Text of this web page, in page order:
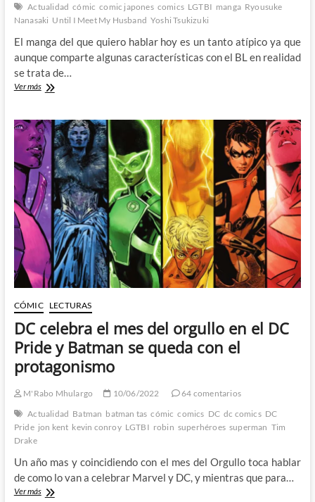
Actualidad cómic comic japones comics LGTBI manga Ryousuke
Nanasaki Until I Meet My Husband Yoshi Tsukizuki
El manga del que quiero hablar hoy es un tanto atípico ya que
aunque comparte algunas características con el BL en realidad
se trata de…
Ver másUntil
My
Husband
–
Una
historia
real
llena
de
optimismo
CÓMIC LECTURAS
DC celebra el mes del orgullo en el DC
Pride y Batman se queda con el
protagonismo
M'Rabo Mhulargo 10/06/2022
64 comentarios
Actualidad Batman batman tas cómic comics DC dc comics DC
Pride jon kent kevin conroy LGTBI robin superhéroes superman Tim
Drake
Un año mas y coincidiendo con el mes del Orgullo toca hablar
de como lo van a celebrar Marvel y DC, y mientras que para…
Ver másDC